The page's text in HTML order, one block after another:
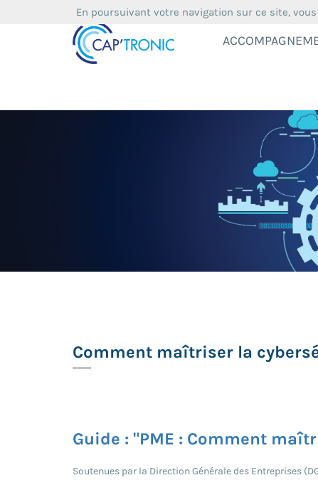
Comment maîtriser la
Guide : "PME : Comment
Soutenues par la Direction Générale des Entreprises
En poursuivant votre navigation sur ce site,